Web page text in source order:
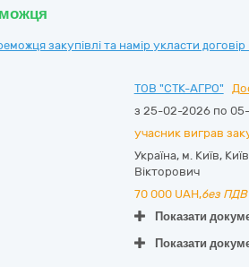
закупівлі та намір укласти
ТОВ "СТК-АГРО"
з 25-02-2026 по
учасник виграв
Україна, м. Київ,
Вікторович
70 000 UAH,без ПДВ
Показати
Показати